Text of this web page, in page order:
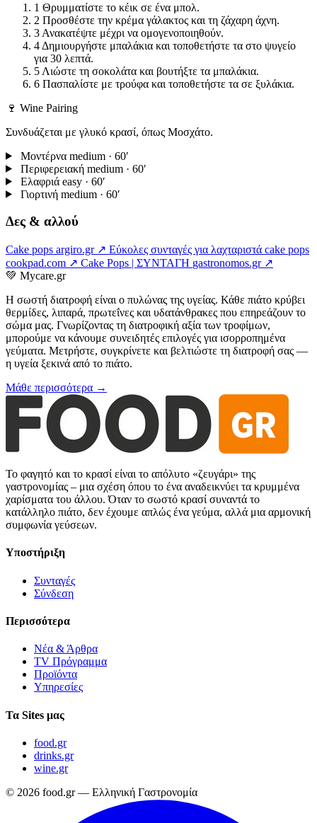
1 Θρυμματίστε το κέικ σε ένα μπολ.
2 Προσθέστε την κρέμα γάλακτος και τη ζάχαρη άχνη.
3 Ανακατέψτε μέχρι να ομογενοποιηθούν.
4 Δημιουργήστε μπαλάκια και τοποθετήστε τα στο ψυγείο
για 30 λεπτά.
5 Λιώστε τη σοκολάτα και βουτήξτε τα μπαλάκια.
6 Πασπαλίστε με τρούφα και τοποθετήστε τα σε ξυλάκια.
🍷 Wine Pairing
Συνδυάζεται με γλυκό κρασί, όπως Μοσχάτο.
Μοντέρνα medium · 60′
Περιφερειακή medium · 60′
Ελαφριά easy · 60′
Γιορτινή medium · 60′
Δες & αλλού
Cake pops argiro.gr ↗ Εύκολες συνταγές για λαχταριστά cake pops
cookpad.com ↗ Cake Pops | ΣΥΝΤΑΓΗ gastronomos.gr ↗
💚 Mycare.gr
Η σωστή διατροφή είναι ο πυλώνας της υγείας. Κάθε πιάτο κρύβει
θερμίδες, λιπαρά, πρωτεΐνες και υδατάνθρακες που επηρεάζουν το
σώμα μας. Γνωρίζοντας τη διατροφική αξία των τροφίμων,
μπορούμε να κάνουμε συνειδητές επιλογές για ισορροπημένα
γεύματα. Μετρήστε, συγκρίνετε και βελτιώστε τη διατροφή σας —
η υγεία ξεκινά από το πιάτο.
Μάθε περισσότερα →
Το φαγητό και το κρασί είναι το απόλυτο «ζευγάρι» της
γαστρονομίας – μια σχέση όπου το ένα αναδεικνύει τα κρυμμένα
χαρίσματα του άλλου. Όταν το σωστό κρασί συναντά το
κατάλληλο πιάτο, δεν έχουμε απλώς ένα γεύμα, αλλά μια αρμονική
συμφωνία γεύσεων.
Υποστήριξη
Συνταγές
Σύνδεση
Περισσότερα
Νέα & Άρθρα
TV Πρόγραμμα
Προϊόντα
Υπηρεσίες
Τα Sites μας
food.gr
drinks.gr
wine.gr
© 2026 food.gr — Ελληνική Γαστρονομία